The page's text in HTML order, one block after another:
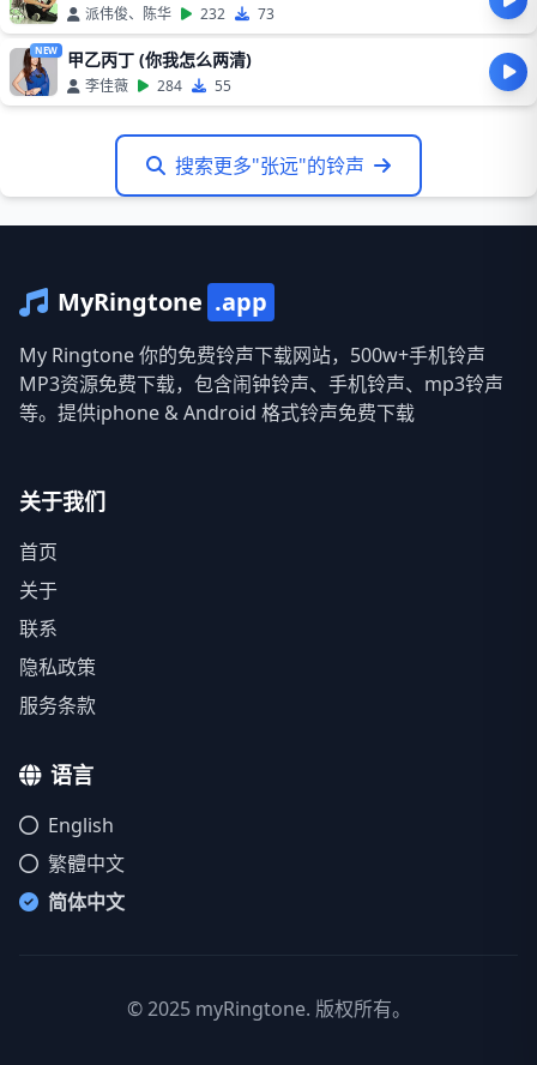
派伟俊、陈华 232 73
NEW 甲乙丙丁 (你我怎么两清)
李佳薇 284 55
搜索更多"张远"的铃声
MyRingtone .app
My Ringtone 你的免费铃声下载网站，500w+手机铃声
MP3资源免费下载，包含闹钟铃声、手机铃声、mp3铃声
等。提供iphone & Android 格式铃声免费下载
关于我们
首页
关于
联系
隐私政策
服务条款
语言
English
繁體中文
简体中文
© 2025 myRingtone. 版权所有。